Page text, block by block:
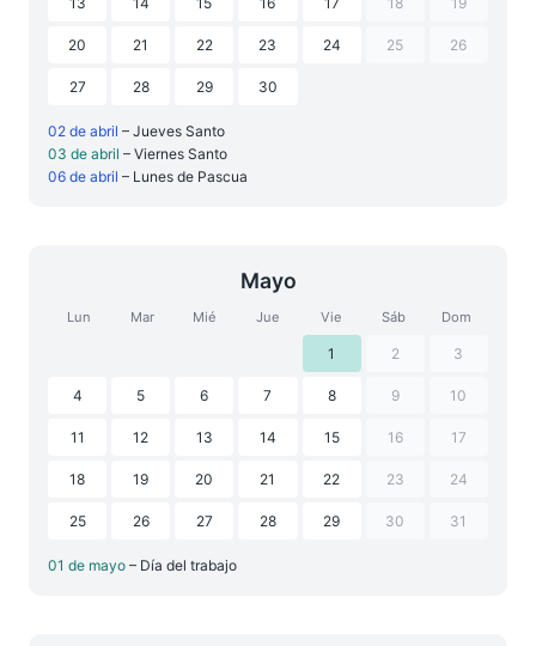
20 21 22 23 24 25 26
27 28 29 30
02 de abril – Jueves Santo
03 de abril – Viernes Santo
06 de abril – Lunes de Pascua
Mayo
Lun Mar Mié Jue Vie Sáb Dom
1 2 3
4 5 6 7 8 9 10
11 12 13 14 15 16 17
18 19 20 21 22 23 24
25 26 27 28 29 30 31
01 de mayo – Día del trabajo